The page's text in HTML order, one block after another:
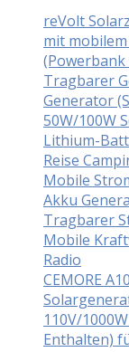
reVolt
mit
Tragbarer
Generator
50W/100W
Lithium-
Reise
Mobile
Akku
Tragbarer
Mobile
Radio
CEMORE
110V/
Enthalten)